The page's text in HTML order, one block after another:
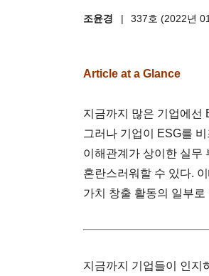
조윤경 | 337호 (2022년
Article at a Glance
지금까지 많은 기업에선
그러나 기업이 ESG를
이해관계가 상이한 실무
혼란스러워할 수 있다.
가치 창출 활동의 일부
지금까지 기업들이 인지